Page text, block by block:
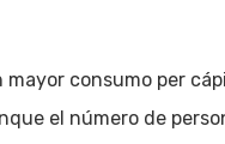
consumo per
el número de